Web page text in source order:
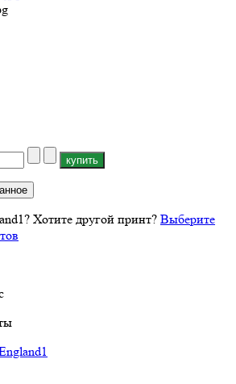
? Хотите другой принт? Выберите